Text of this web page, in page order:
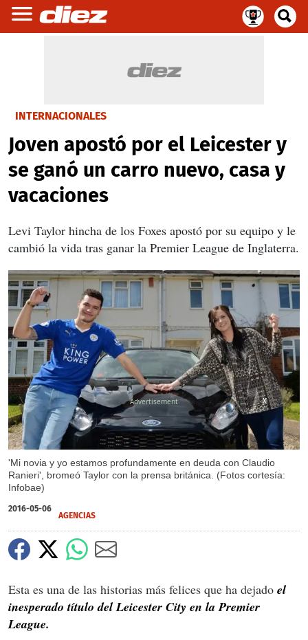
INTERNACIONALES
Joven apostó por el Leicester y
se ganó un carro nuevo, casa y
vacaciones
Levi Taylor hincha de los Foxes apostó por su equipo y le
cambió la vida tras ganar la Premier League de Inglaterra.
'Mi novia y yo estamos profundamente en deuda con Claudio
Ranieri', bromeó Taylor con la prensa británica. (Fotos cortesía:
Infobae)
X
X
X
2016-05-06
AGENCIAS
Esta es una de las historias más felices que ha dejado el
inesperado título del Leicester City en la Premier
League.